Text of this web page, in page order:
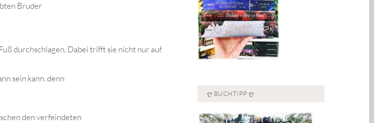
Bruder
durchschlagen. Dabei trifft sie nicht nur auf
sein kann, denn
den verfeindeten
Ღ BUCHTIPP Ღ